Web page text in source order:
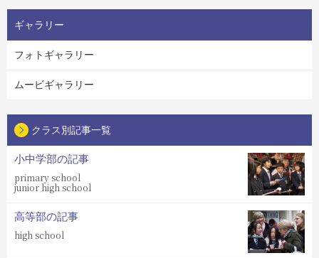
ギャラリー
フォトギャラリー
ムービギャラリー
クラス別記事一覧
小中学部の記事
primary school
junior high school
高等部の記事
high school